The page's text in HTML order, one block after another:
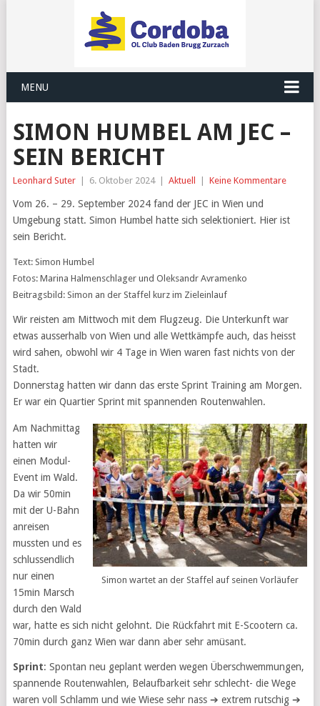
MENU
SIMON HUMBEL AM JEC –
SEIN BERICHT
Leonhard Suter 6. Oktober 2024 Aktuell Keine Kommentare
Vom 26. – 29. September 2024 fand der JEC in Wien und
Umgebung statt. Simon Humbel hatte sich selektioniert. Hier ist
sein Bericht.
Text: Simon Humbel
Fotos: Marina Halmenschlager und Oleksandr Avramenko
Beitragsbild: Simon an der Staffel kurz im Zieleinlauf
Wir reisten am Mittwoch mit dem Flugzeug. Die Unterkunft war
etwas ausserhalb von Wien und alle Wettkämpfe auch, das heisst
wird sahen, obwohl wir 4 Tage in Wien waren fast nichts von der
Stadt.
Donnerstag hatten wir dann das erste Sprint Training am Morgen.
Er war ein Quartier Sprint mit spannenden Routenwahlen.
Simon wartet an der Staffel auf seinen Vorläufer
Am Nachmittag
hatten wir
einen Modul-
Event im Wald.
Da wir 50min
mit der U-Bahn
anreisen
mussten und es
schlussendlich
nur einen
15min Marsch
durch den Wald
war, hatte es sich nicht gelohnt. Die Rückfahrt mit E-Scootern ca.
70min durch ganz Wien war dann aber sehr amüsant.
Sprint: Spontan neu geplant werden wegen Überschwemmungen,
spannende Routenwahlen, Belaufbarkeit sehr schlecht- die Wege
waren voll Schlamm und wie Wiese sehr nass ➔ extrem rutschig ➔